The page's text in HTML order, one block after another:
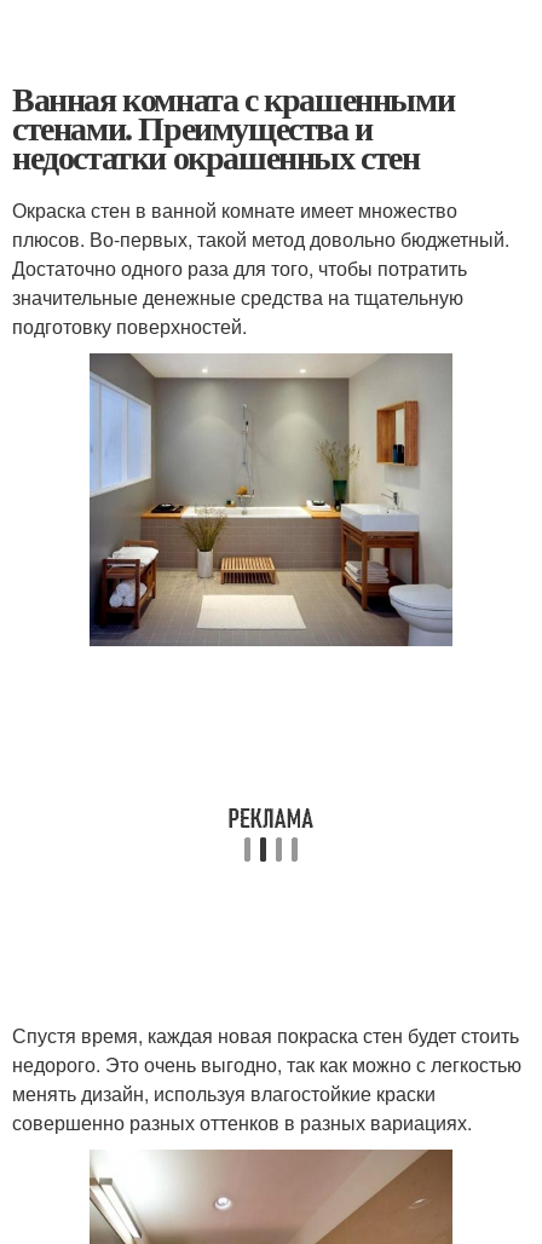
Ванная комната с крашенными
стенами. Преимущества и
недостатки окрашенных стен
Окраска стен в ванной комнате имеет множество
плюсов. Во-первых, такой метод довольно бюджетный.
Достаточно одного раза для того, чтобы потратить
значительные денежные средства на тщательную
подготовку поверхностей.
Спустя время, каждая новая покраска стен будет стоить
недорого. Это очень выгодно, так как можно с легкостью
менять дизайн, используя влагостойкие краски
совершенно разных оттенков в разных вариациях.